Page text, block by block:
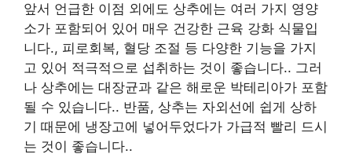
앞서 언급한 이점 외에도 상추에는 여러 가지 영양
소가 포함되어 있어 매우 건강한 근육 강화 식물입
니다., 피로회복, 혈당 조절 등 다양한 기능을 가지
고 있어 적극적으로 섭취하는 것이 좋습니다.. 그러
나 상추에는 대장균과 같은 해로운 박테리아가 포함
될 수 있습니다.. 반품, 상추는 자외선에 쉽게 상하
기 때문에 냉장고에 넣어두었다가 가급적 빨리 드시
는 것이 좋습니다..